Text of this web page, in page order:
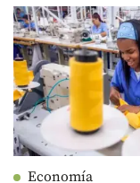
Economía